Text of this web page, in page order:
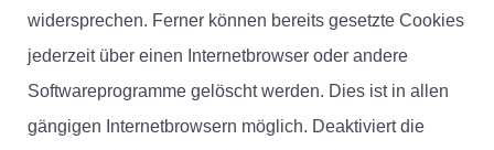
widersprechen. Ferner können bereits gesetzte Cookies
jederzeit über einen Internetbrowser oder andere
Softwareprogramme gelöscht werden. Dies ist in allen
gängigen Internetbrowsern möglich. Deaktiviert die